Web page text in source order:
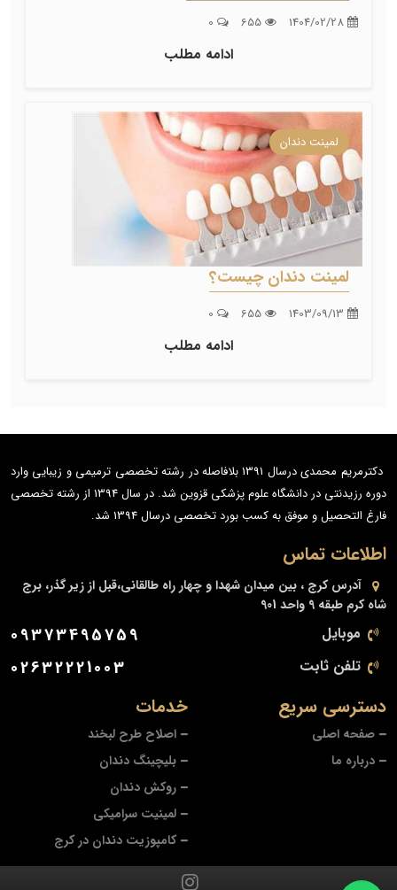
ادامه مطلب
لمینت دندان
لمینت دندان چیست؟
ادامه مطلب
دکترمریم محمدی درسال 1391 بلافاصله در رشته تخصصی ترمیمی و زیبایی وارد
دوره رزیدنتی در دانشگاه علوم پزشکی قزوین شد. در سال 1394 از رشته تخصصی
فارغ التحصیل و موفق به کسب بورد تخصصی درسال 1394 شد.
خدمات
اصلاح طرح لبخند
بلیچینگ دندان
روکش دندان
لمینیت سرامیکی
کامپوزیت دندان در کرج
دسترسی سریع
صفحه اصلی
درباره ما
اطلاعات تماس
آدرس کرج ، بین میدان شهدا و چهار راه طالقانی،قبل از زیر گذر، برج
شاه کرم طبقه 9 واحد 901
موبایل 09373495759
تلفن ثابت 02632221003